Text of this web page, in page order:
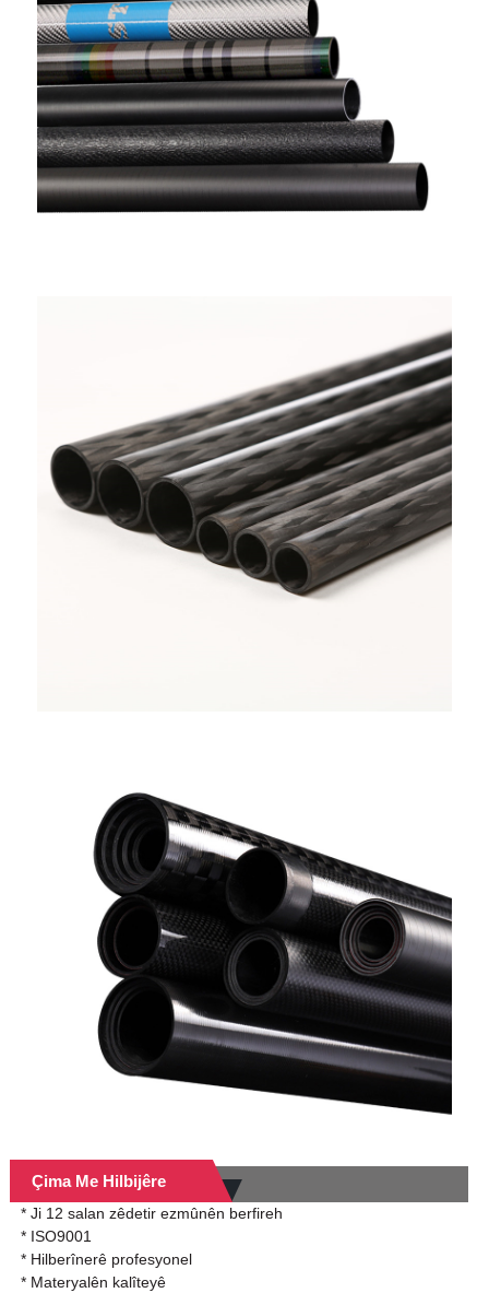
Çima Me Hilbijêre
* Ji 12 salan zêdetir ezmûnên berfireh
* ISO9001
* Hilberînerê profesyonel
* Materyalên kalîteyê